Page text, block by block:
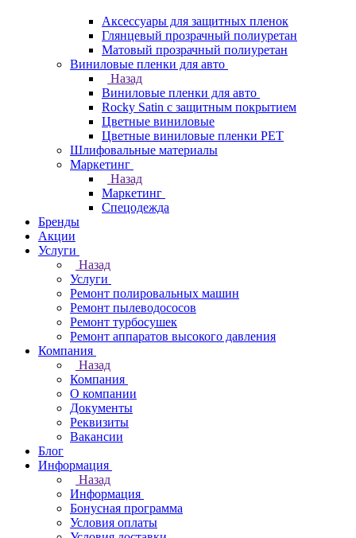
Аксессуары для защитных пленок
Глянцевый прозрачный полиуретан
Матовый прозрачный полиуретан
Виниловые пленки для авто
Назад
Виниловые пленки для авто
Rocky Satin с защитным покрытием
Цветные виниловые
Цветные виниловые пленки PET
Шлифовальные материалы
Маркетинг
Назад
Маркетинг
Спецодежда
Бренды
Акции
Услуги
Назад
Услуги
Ремонт полировальных машин
Ремонт пылеводососов
Ремонт турбосушек
Ремонт аппаратов высокого давления
Компания
Назад
Компания
О компании
Документы
Реквизиты
Вакансии
Блог
Информация
Назад
Информация
Бонусная программа
Условия оплаты